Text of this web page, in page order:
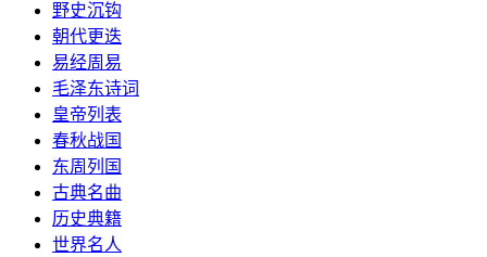
野史沉钩
朝代更迭
易经周易
毛泽东诗词
皇帝列表
春秋战国
东周列国
古典名曲
历史典籍
世界名人